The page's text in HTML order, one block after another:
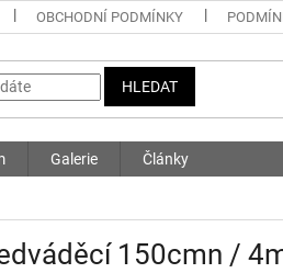
OBCHODNÍ PODMÍNKY
HLEDAT
Galerie Články
150cmn /